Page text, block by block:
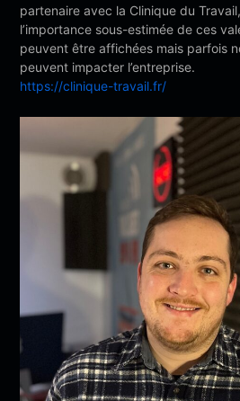
partenaire avec la Clinique du
l’importance sous-estimée de ces
peuvent être affichées mais parfois
peuvent impacter l’entreprise.
https://clinique-travail.fr/